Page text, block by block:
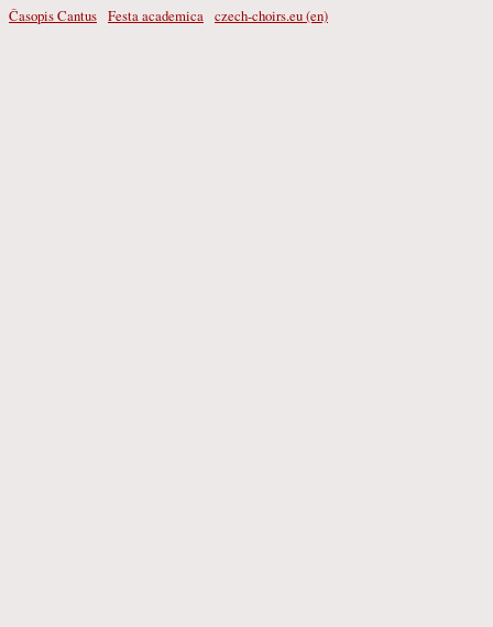
Časopis Cantus Festa academica czech-choirs.eu (en)